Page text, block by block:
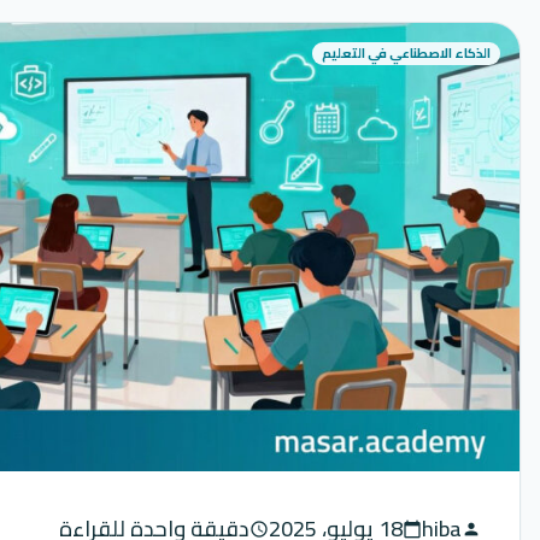
الذكاء الاصطناعي في التعليم
person
hiba
calendar_today18 يوليو، 2025 scheduleدقيقة واحدة للقراءة